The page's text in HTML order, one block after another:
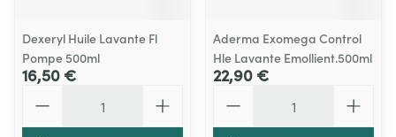
Dexeryl Huile Lavante Fl
Pompe 500ml
16,50 €
Aderma Exomega Control
Hle Lavante Emollient.500ml
22,90 €